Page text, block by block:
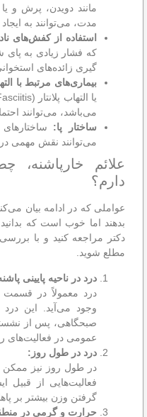
مانند دویدن، پرش و
مدت، می‌توانند به
استفاده از کفش‌های
که فشار زیادی به پای
گیری زائده‌های
بیماری‌های مرتبط با
می‌باشد، می‌توانند
ساختار پا:ساختارهای
می‌توانند نقش مهمی در
علائم خارپاشنه،
دارم؟
عواملی که در ادامه بیان
بدهند اما خوب است که
دکتر مراجعه کنید و با
مطلع شوید.
درد در ناحیه پایینی
درد معمولاً در قسمت
وجود می‌آید. این
صبحگاهی، پس از
عمومی در فعالیت‌های
درد در طول روز:
در طول روز نیز ممکن
فعالیت‌هایی از قبیل
گرفتن وزن بیشتر بر
حرارت و گرمی در